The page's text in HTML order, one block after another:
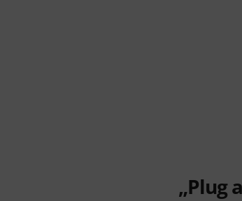
„Plug